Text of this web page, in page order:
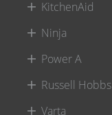
KitchenAid
Ninja
Power A
Russell Hobbs
Varta